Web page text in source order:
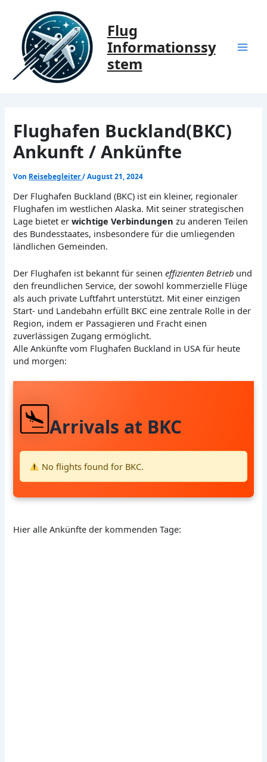
springen
Flug
Informationssy
stem
Flughafen Buckland(BKC)
Ankunft / Ankünfte
Von Reisebegleiter/August 21, 2024
Der Flughafen Buckland (BKC) ist ein kleiner, regionaler
Flughafen im westlichen Alaska. Mit seiner strategischen
Lage bietet erwichtige Verbindungen zu anderen Teilen
des Bundesstaates, insbesondere für die umliegenden
ländlichen Gemeinden.
Der Flughafen ist bekannt für seineneffizienten Betrieb und
den freundlichen Service, der sowohl kommerzielle Flüge
als auch private Luftfahrt unterstützt. Mit einer einzigen
Start- und Landebahn erfüllt BKC eine zentrale Rolle in der
Region, indem er Passagieren und Fracht einen
zuverlässigen Zugang ermöglicht.
Alle Ankünfte vom Flughafen Buckland in USA für heute
und morgen:
Arrivals at BKC
No flights found for BKC.
Hier alle Ankünfte der kommenden Tage: